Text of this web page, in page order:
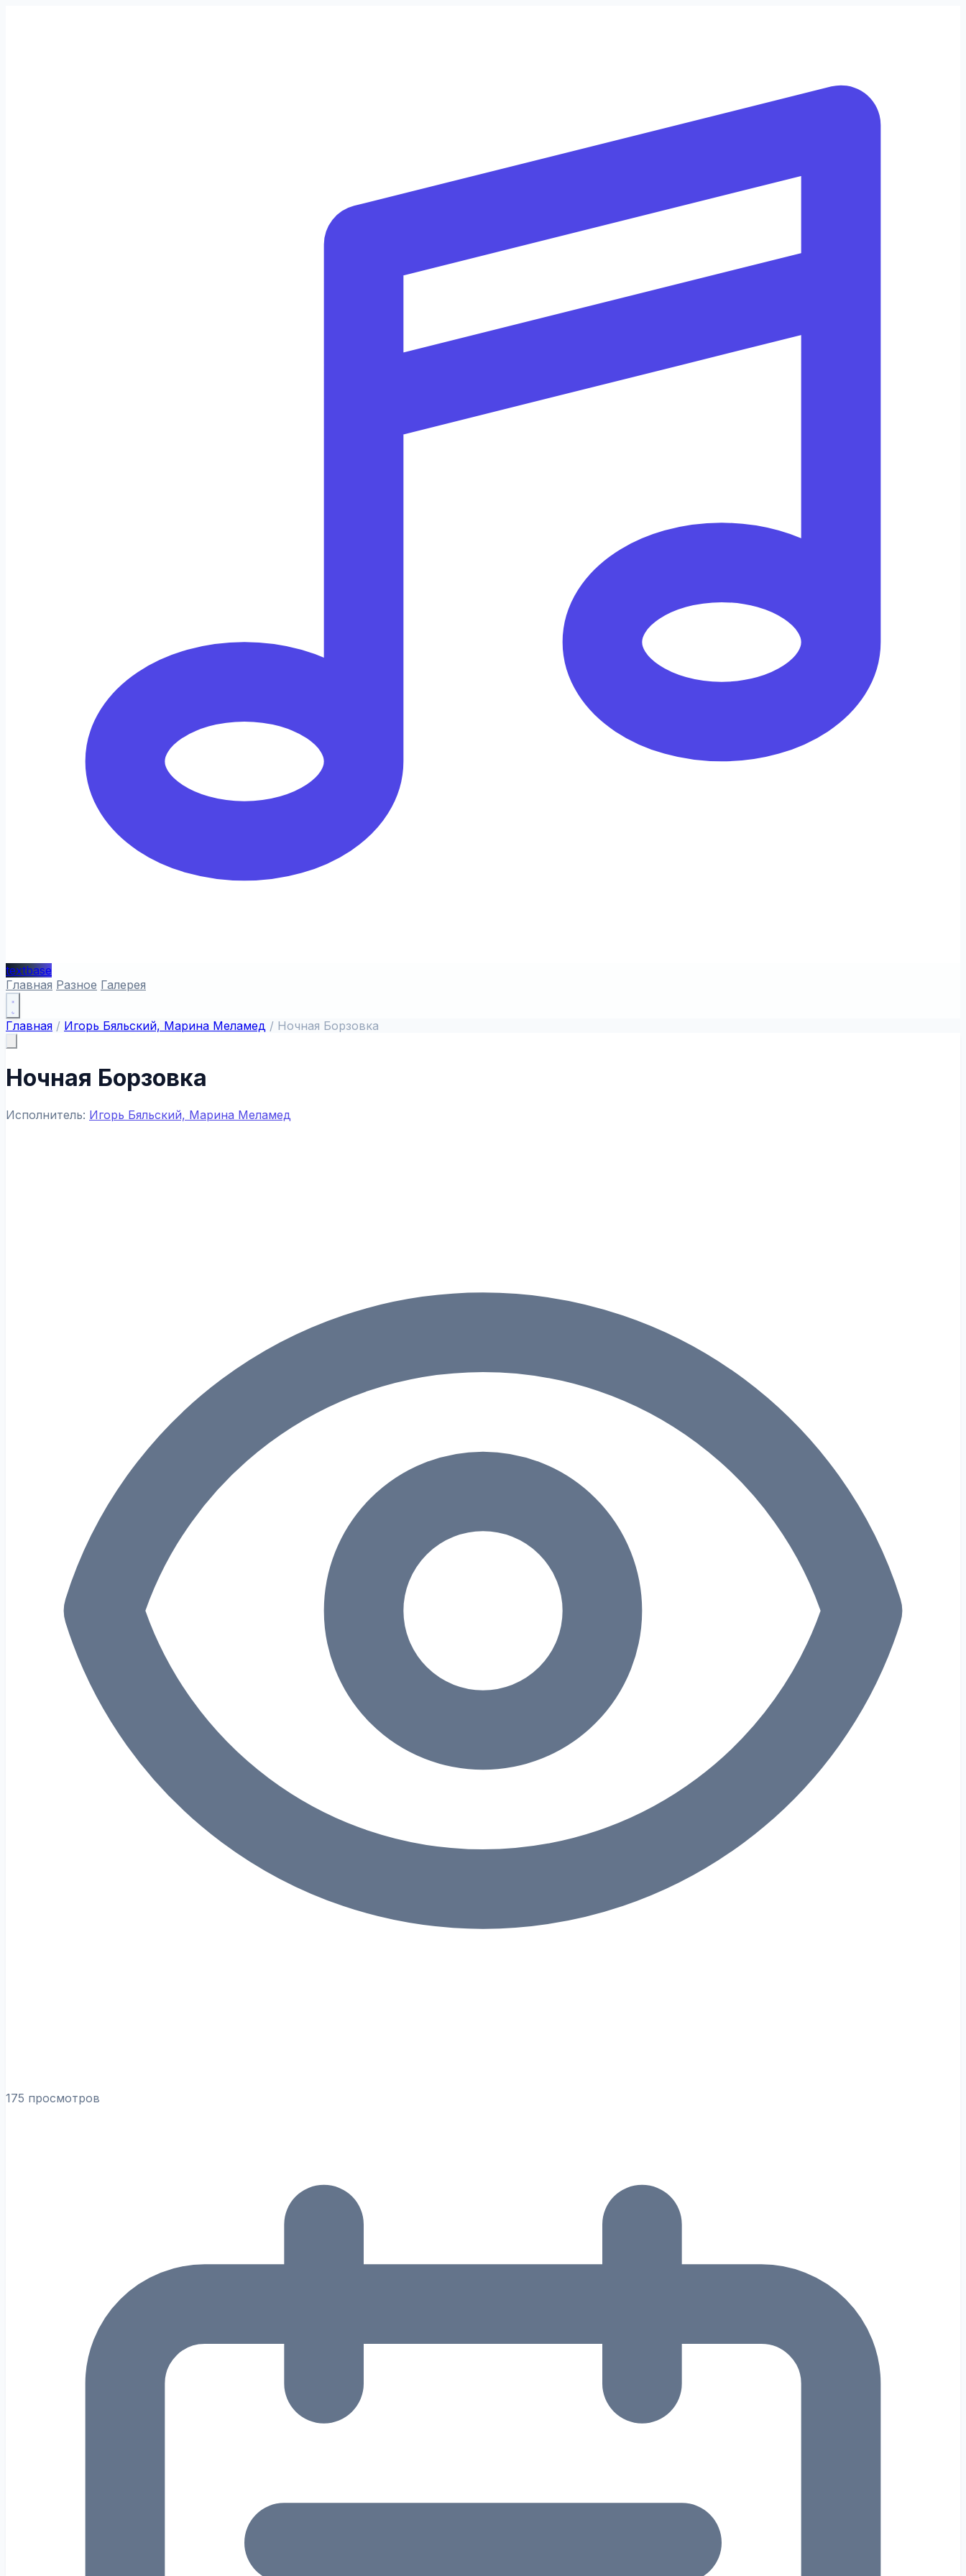
textbase
Главная Разное Галерея
Главная / Игорь Бяльский, Марина Меламед / Ночная Борзовка
Ночная Борзовка
Исполнитель: Игорь Бяльский, Марина Меламед
175 просмотров